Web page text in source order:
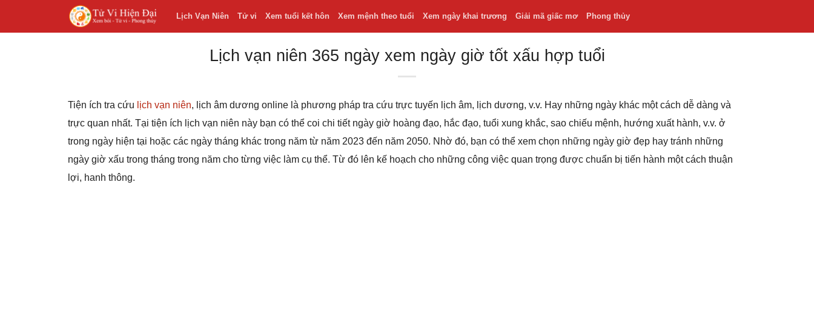
Lịch Vạn Niên Tử vi Xem tuổi kết hôn Xem mệnh theo tuổi Xem ngày khai trương Giải mã giấc mơ Phong thủy
Lịch vạn niên 365 ngày xem ngày giờ tốt xấu hợp tuổi
Tiện ích tra cứu lịch vạn niên, lịch âm dương online là phương pháp tra cứu trực tuyến lịch âm, lịch dương, v.v. Hay những ngày khác một cách dễ dàng và
trực quan nhất. Tại tiện ích lịch vạn niên này bạn có thể coi chi tiết ngày giờ hoàng đạo, hắc đạo, tuổi xung khắc, sao chiếu mệnh, hướng xuất hành, v.v. ở
trong ngày hiện tại hoặc các ngày tháng khác trong năm từ năm 2023 đến năm 2050. Nhờ đó, bạn có thể xem chọn những ngày giờ đẹp hay tránh những
ngày giờ xấu trong tháng trong năm cho từng việc làm cụ thể. Từ đó lên kế hoạch cho những công việc quan trọng được chuẩn bị tiến hành một cách thuận
lợi, hanh thông.